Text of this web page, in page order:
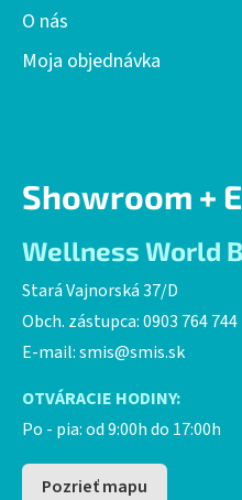
O nás
Moja objednávka
Showroom +
Wellness World
Stará Vajnorská 37/D
Obch. zástupca: 0903 764 744
E-mail:smis@smis.sk
OTVÁRACIE HODINY:
Po - pia: od 9:00h do 17:00h
Pozrieť mapu